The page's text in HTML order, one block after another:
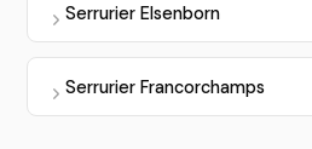
Serrurier Elsenborn
Serrurier Francorchamps